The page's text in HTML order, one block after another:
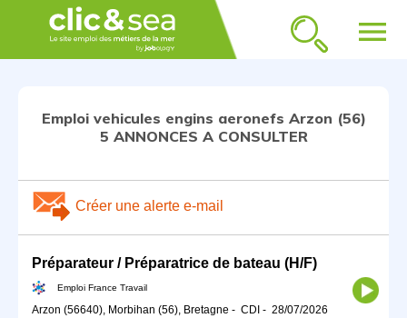
menu
Emploi vehicules engins aeronefs Arzon (56)
5 ANNONCES A CONSULTER
Créer une alerte e-mail
Préparateur / Préparatrice de bateau (H/F)
Emploi France Travail
Arzon (56640), Morbihan (56), Bretagne - CDI - 28/07/2026